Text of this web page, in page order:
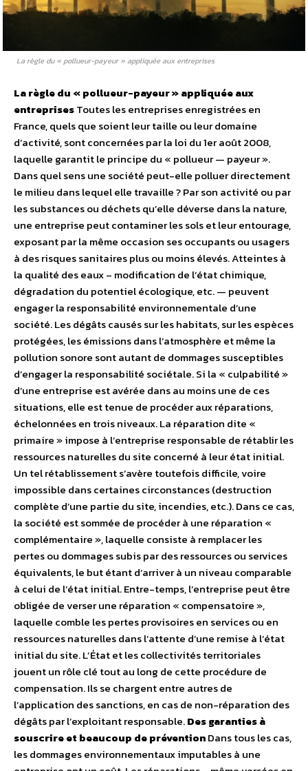
La règle du « pollueur-payeur » appliquée aux entreprises
La règle du « pollueur-payeur » appliquée aux
entreprisesToutes les entreprises enregistrées en
France, quels que soient leur taille ou leur domaine
d’activité, sont concernées par la loi du 1er août 2008,
laquelle garantit le principe du « pollueur — payeur ».
Dans quel sens une société peut-elle polluer directement
le milieu dans lequel elle travaille ? Par son activité ou par
les substances ou déchets qu’elle déverse dans la nature,
une entreprise peut contaminer les sols et leur entourage,
exposant par la même occasion ses occupants ou usagers
à des risques sanitaires plus ou moins élevés. Atteintes à
la qualité des eaux – modification de l’état chimique,
dégradation du potentiel écologique, etc. — peuvent
engager la responsabilité environnementale d’une
société. Les dégâts causés sur les habitats, sur les espèces
protégées, les émissions dans l’atmosphère et même la
pollution sonore sont autant de dommages susceptibles
d’engager la responsabilité sociétale. Si la « culpabilité »
d’une entreprise est avérée dans au moins une de ces
situations, elle est tenue de procéder aux réparations,
échelonnées en trois niveaux. La réparation dite «
primaire » impose à l’entreprise responsable de rétablir les
ressources naturelles du site concerné à leur état initial.
Un tel rétablissement s’avère toutefois difficile, voire
impossible dans certaines circonstances (destruction
complète d’une partie du site, incendies, etc.). Dans ce cas,
la société est sommée de procéder à une réparation «
complémentaire », laquelle consiste à remplacer les
pertes ou dommages subis par des ressources ou services
équivalents, le but étant d’arriver à un niveau comparable
à celui de l’état initial. Entre-temps, l’entreprise peut être
obligée de verser une réparation « compensatoire »,
laquelle comble les pertes provisoires en services ou en
ressources naturelles dans l’attente d’une remise à l’état
initial du site. L’État et les collectivités territoriales
jouent un rôle clé tout au long de cette procédure de
compensation. Ils se chargent entre autres de
l’application des sanctions, en cas de non-réparation des
dégâts par l’exploitant responsable.Des garanties à
souscrire et beaucoup de préventionDans tous les cas,
les dommages environnementaux imputables à une